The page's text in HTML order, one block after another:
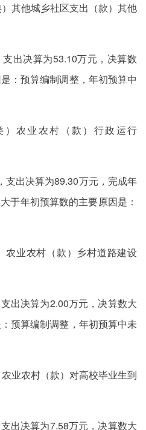
其他城乡社区支出（款）其他
出决算为53.10万元，决算数
：预算编制调整，年初预算中
农业农村（款）行政运行
支出决算为89.30万元，完成年
于年初预算数的主要原因是：
农业农村（款）乡村道路建设
出决算为2.00万元，决算数大
预算编制调整，年初预算中未
业农村（款）对高校毕业生到
出决算为7.58万元，决算数大